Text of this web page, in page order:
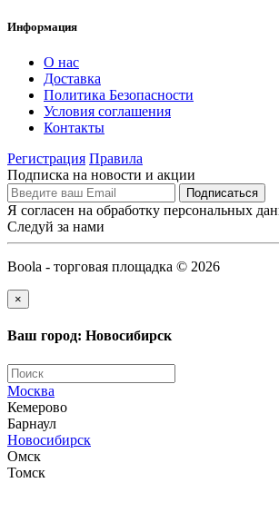
Информация
О нас
Доставка
Политика Безопасности
Условия соглашения
Контакты
Регистрация Правила
Подписка на новости и акции
Я согласен на обработку персональных
Следуй за нами
Boola - торговая площадка © 2026
×
Ваш город: Новосибирск
Москва
Кемерово
Барнаул
Новосибирск
Омск
Томск